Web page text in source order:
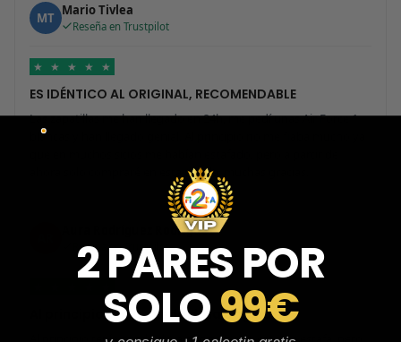
MT Mario Tivlea
Reseña en Trustpilot
★ ★ ★ ★ ★
ES IDÉNTICO AL ORIGINAL, RECOMENDABLE
Las zapatillas me han llegado en 24h, me pedí unas Air Force 1
blancas y han llegado genial. Al principio no me fiaba mucho ya
ahora solo compraré en esta tienda, muchas gracias.
Aura Rodríguez Rodríguez
Reseña en Trustpilot
Al principio tenía miedo de la página…
Al principio tenía miedo de la página por si era una estafa, pero
2 PARES POR
SOLO99€